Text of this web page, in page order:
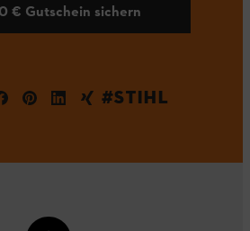
€ Gutschein sichern
#STIHL